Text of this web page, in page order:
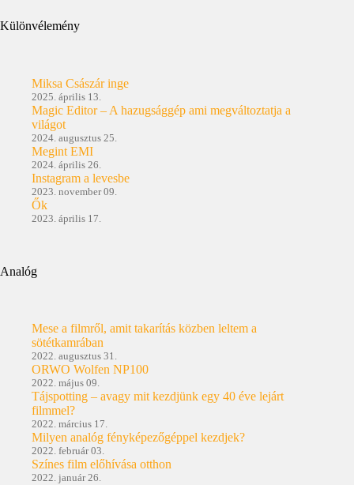
Különvélemény
Miksa Császár inge
2025. április 13.
Magic Editor – A hazugsággép ami megváltoztatja a
világot
2024. augusztus 25.
Megint EMI
2024. április 26.
Instagram a levesbe
2023. november 09.
Ők
2023. április 17.
Analóg
Mese a filmről, amit takarítás közben leltem a
sötétkamrában
2022. augusztus 31.
ORWO Wolfen NP100
2022. május 09.
Tájspotting – avagy mit kezdjünk egy 40 éve lejárt
filmmel?
2022. március 17.
Milyen analóg fényképezőgéppel kezdjek?
2022. február 03.
Színes film előhívása otthon
2022. január 26.